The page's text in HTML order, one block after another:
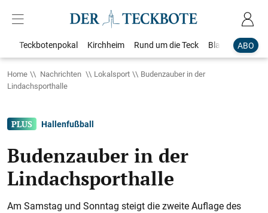
ABO
Teckbotenpokal Kirchheim Rund um die Teck Blaulicht
Home Nachrichten Lokalsport
Budenzauber in der
Lindachsporthalle
Hallenfußball
Budenzauber in der
Lindachsporthalle
Am Samstag und Sonntag steigt die zweite Auflage des